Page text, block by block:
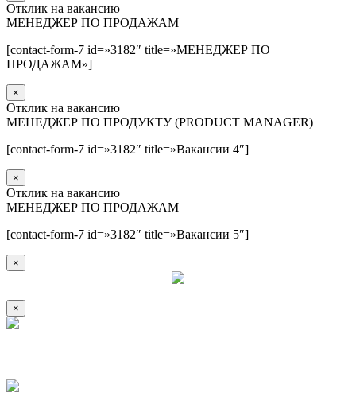
Отклик на вакансию
МЕНЕДЖЕР ПО ПРОДАЖАМ
[contact-form-7 id=»3182″ title=»МЕНЕДЖЕР ПО
ПРОДАЖАМ»]
×
Отклик на вакансию
МЕНЕДЖЕР ПО ПРОДУКТУ (PRODUCT MANAGER)
[contact-form-7 id=»3182″ title=»Вакансии 4″]
×
Отклик на вакансию
МЕНЕДЖЕР ПО ПРОДАЖАМ
[contact-form-7 id=»3182″ title=»Вакансии 5″]
×
×